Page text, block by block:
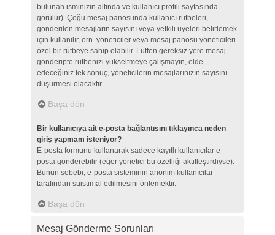
bulunan isminizin altında ve kullanıcı profili sayfasında
görülür). Çoğu mesaj panosunda kullanıcı rütbeleri,
gönderilen mesajların sayısını veya yetkili üyeleri belirlemek
için kullanılır, örn. yöneticiler veya mesaj panosu yöneticileri
özel bir rütbeye sahip olabilir. Lütfen gereksiz yere mesaj
gönderipte rütbenizi yükseltmeye çalışmayın, elde
edeceğiniz tek sonuç, yöneticilerin mesajlarınızın sayısını
düşürmesi olacaktır.
Başa dön
Bir kullanıcıya ait e-posta bağlantısını tıklayınca neden
giriş yapmam isteniyor?
E-posta formunu kullanarak sadece kayıtlı kullanıcılar e-
posta gönderebilir (eğer yönetici bu özelliği aktifleştirdiyse).
Bunun sebebi, e-posta sisteminin anonim kullanıcılar
tarafından suistimal edilmesini önlemektir.
Başa dön
Mesaj Gönderme Sorunları